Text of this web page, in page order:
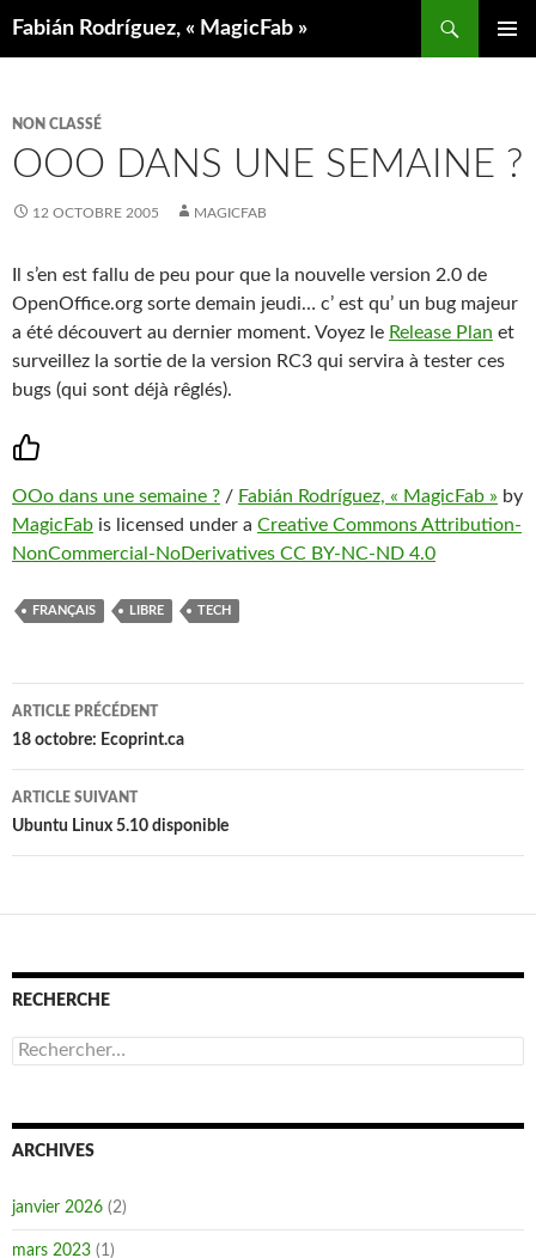
Fabián Rodríguez, « MagicFab »
NON CLASSÉ
OOO DANS UNE SEMAINE ?
12 OCTOBRE 2005 MAGICFAB
Il s’en est fallu de peu pour que la nouvelle version 2.0 de
OpenOffice.org sorte demain jeudi… c’ est qu’ un bug majeur
a été découvert au dernier moment. Voyez le Release Plan et
surveillez la sortie de la version RC3 qui servira à tester ces
bugs (qui sont déjà rêglés).
OOo dans une semaine ? / Fabián Rodríguez, « MagicFab » by
MagicFab is licensed under a Creative Commons Attribution-
NonCommercial-NoDerivatives CC BY-NC-ND 4.0
FRANÇAIS LIBRE TECH
Navigation
des
articles
ARTICLE PRÉCÉDENT
18 octobre: Ecoprint.ca
ARTICLE SUIVANT
Ubuntu Linux 5.10 disponible
RECHERCHE
Rechercher :
ARCHIVES
janvier 2026 (2)
mars 2023 (1)